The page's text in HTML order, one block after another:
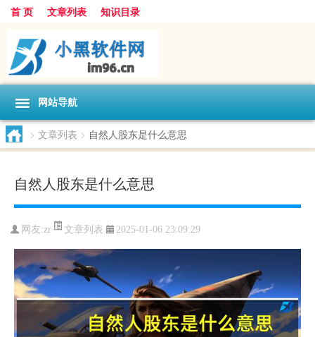
首 页 文章列表 知识目录
网站导航
> 文章列表 > 自然人股东是什么意思
自然人股东是什么意思
网友:zr 文章列表 2025-01-06 23:09:29